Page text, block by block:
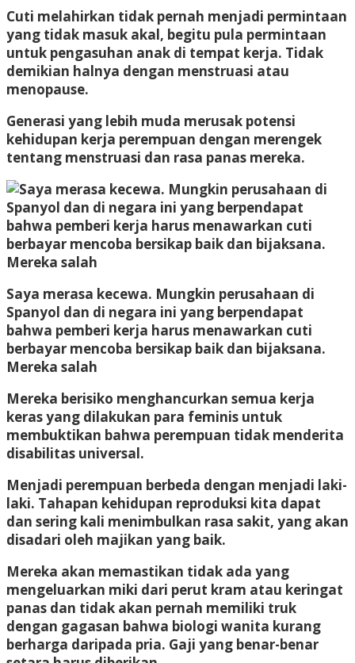
Cuti melahirkan tidak pernah menjadi permintaan
yang tidak masuk akal, begitu pula permintaan
untuk pengasuhan anak di tempat kerja. Tidak
demikian halnya dengan menstruasi atau
menopause.
Generasi yang lebih muda merusak potensi
kehidupan kerja perempuan dengan merengek
tentang menstruasi dan rasa panas mereka.
Saya merasa kecewa. Mungkin perusahaan di
Spanyol dan di negara ini yang berpendapat
bahwa pemberi kerja harus menawarkan cuti
berbayar mencoba bersikap baik dan bijaksana.
Mereka salah
Mereka berisiko menghancurkan semua kerja
keras yang dilakukan para feminis untuk
membuktikan bahwa perempuan tidak menderita
disabilitas universal.
Menjadi perempuan berbeda dengan menjadi laki-
laki. Tahapan kehidupan reproduksi kita dapat
dan sering kali menimbulkan rasa sakit, yang akan
disadari oleh majikan yang baik.
Mereka akan memastikan tidak ada yang
mengeluarkan miki dari perut kram atau keringat
panas dan tidak akan pernah memiliki truk
dengan gagasan bahwa biologi wanita kurang
berharga daripada pria. Gaji yang benar-benar